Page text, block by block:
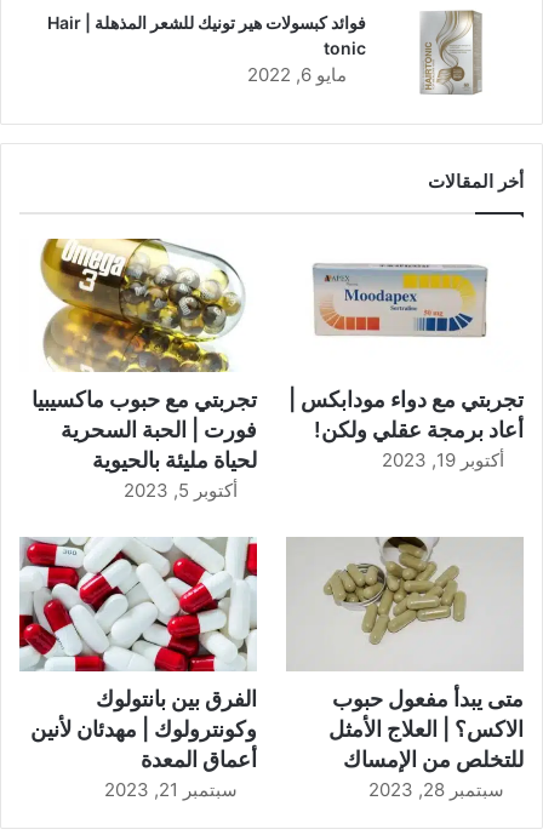
فوائد كبسولات هير تونيك للشعر المذهلة | Hair
tonic
مايو 6, 2022
أخر المقالات
تجربتي مع دواء مودابكس |
أعاد برمجة عقلي ولكن!
أكتوبر 19, 2023
تجربتي مع حبوب ماكسيبيا
فورت | الحبة السحرية
لحياة مليئة بالحيوية
أكتوبر 5, 2023
متى يبدأ مفعول حبوب
الاكس؟ | العلاج الأمثل
للتخلص من الإمساك
سبتمبر 28, 2023
الفرق بين بانتولوك
وكونترولوك | مهدئان لأنين
أعماق المعدة
سبتمبر 21, 2023